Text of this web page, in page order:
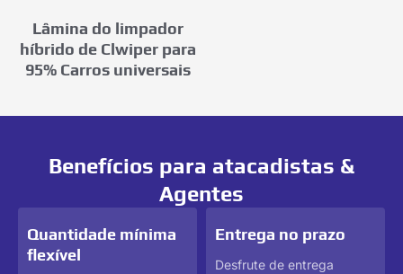
Lâmina do limpador
híbrido de Clwiper para
95% Carros universais
Benefícios para atacadistas &
Agentes
Quantidade mínima
flexível
Entrega no prazo
Desfrute de entrega